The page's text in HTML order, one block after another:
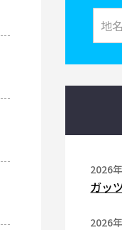
2026
ガッ
2026